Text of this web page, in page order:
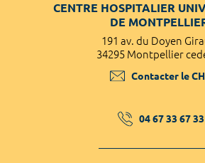
CENTRE HOSPITALIER
DE
191 av. du Doyen
34295 Montpellier
Contacter le
04 67 33 67 33